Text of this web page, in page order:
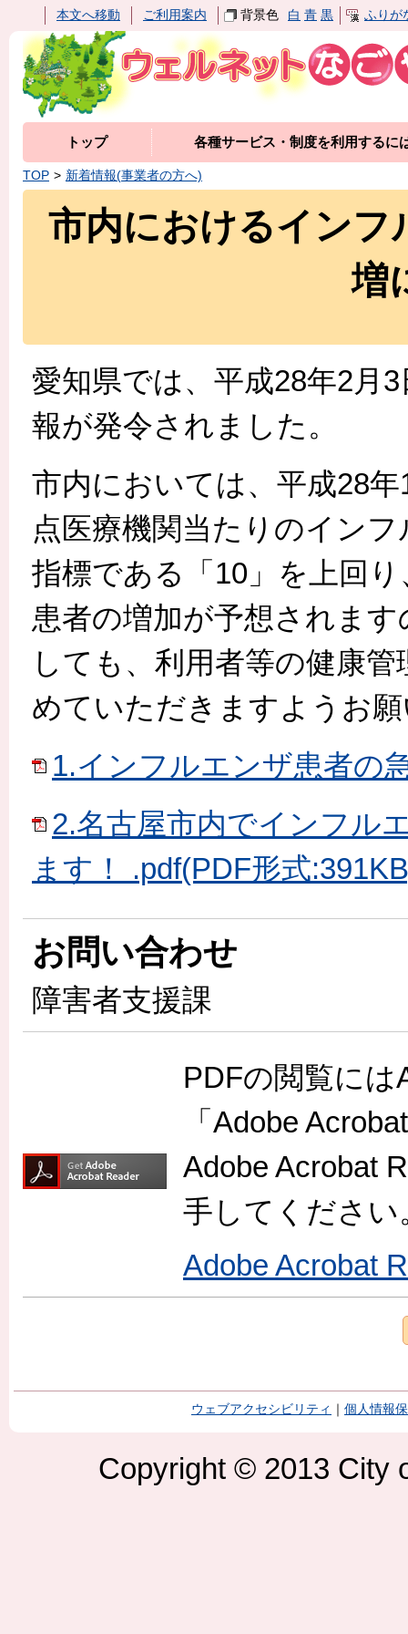
本文へ移動 ご利用案内 背景色 白 青 黒 ふりが
トップ 各種サービス・制度を利用するに
TOP 新着情報(事業者の方へ)
市内におけるインフ
増
愛知県では、平成28年2月
報が発令されました。
市内においては、平成28
点医療機関当たりのイン
指標である「10」を上回
患者の増加が予想されま
しても、利用者等の健康
めていただきますようお
1.インフルエンザ患者の
2.名古屋市内でインフル
ます！ .pdf(PDF形式
お問い合わせ
障害者支援課
PDFの閲覧に
「Adobe
Adobe Acrobat
手してください
Adobe Acrobat
ウェブアクセシビリティ 個人情報
Copyright © 2013 City